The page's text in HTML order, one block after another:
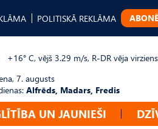
POLITISKĀ REKLĀMA
+16° C, vējš 3.29 m/s, R-DR vēja virziens
7. augusts
Alfrēds, Madars, Fredis
UN JAUNIEŠI